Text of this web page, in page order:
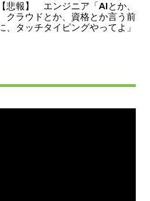
【悲報】 エンジニア「AIとか、
クラウドとか、資格とか言う前
、タッチタイピングやってよ」